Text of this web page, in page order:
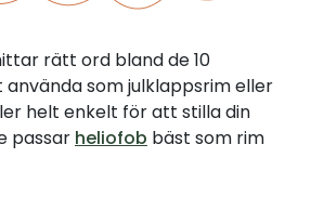
rätt ord bland de 10
som julklappsrim eller
helt enkelt för att stilla din
passar heliofob bäst som rim